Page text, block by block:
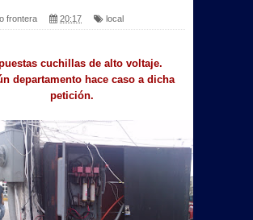
frontera 20:17 local
cuchillas de alto voltaje.
departamento hace caso a dicha
petición.